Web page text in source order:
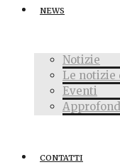
NEWS
Notizie
Le notizie
Eventi
CONTATTI